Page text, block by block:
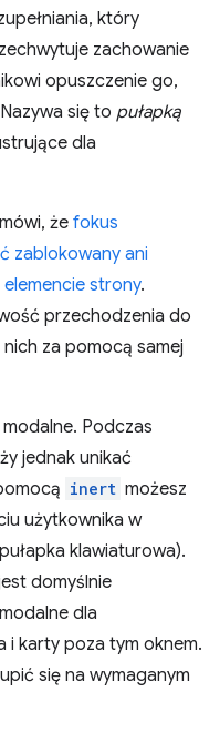
który
zachowanie
opuszczenie go,
się to pułapką
dla
że fokus
zablokowany ani
strony.
przechodzenia do
za pomocą samej
Podczas
jednak unikać
inert możesz
użytkownika w
klawiaturowa).
domyślnie
dla
i karty poza tym oknem.
się na wymaganym